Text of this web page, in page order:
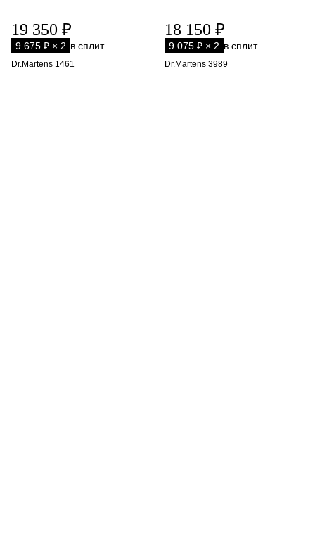
19 350 ₽
9 675 ₽ × 2 в сплит
Dr.Martens 1461
18 150 ₽
9 075 ₽ × 2 в сплит
Dr.Martens 3989